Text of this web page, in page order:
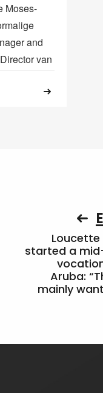
Moses-
and
van
Loucette
started a
Aruba:
mainly